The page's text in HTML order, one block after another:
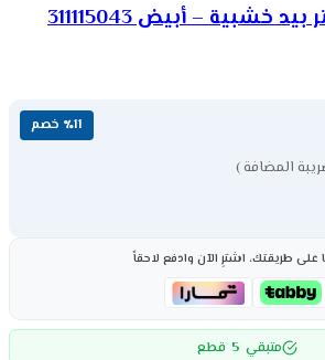
٪11 خصم
المضافة )
طريقتك، اشترِ الآن وادفع لاحقاً
متبقي 5 قطع